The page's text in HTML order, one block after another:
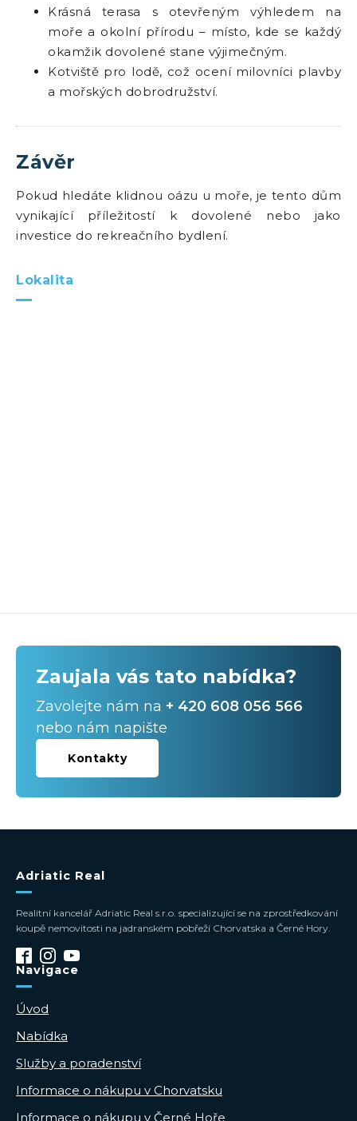
Krásná terasa s otevřeným výhledem na
moře a okolní přírodu – místo, kde se každý
okamžik dovolené stane výjimečným.
Kotviště pro lodě, což ocení milovníci plavby
a mořských dobrodružství.
Závěr
Pokud hledáte klidnou oázu u moře, je tento dům
vynikající příležitostí k dovolené nebo jako
investice do rekreačního bydlení.
Lokalita
Zaujala vás tato nabídka?
Zavolejte nám na + 420 608 056 566
nebo nám napište
Kontakty
Adriatic Real
Realitní kancelář Adriatic Real s.r.o. specializující se na zprostředkování
koupě nemovitosti na jadranském pobřeží Chorvatska a Černé Hory.
Navigace
Úvod
Nabídka
Služby a poradenství
Informace o nákupu v Chorvatsku
Informace o nákupu v Černé Hoře